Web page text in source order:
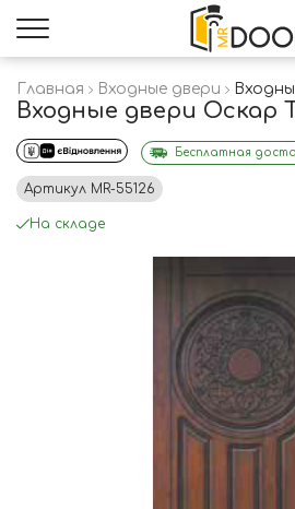
Главная Входные двери
Входные двери Оскар
Бесплатная
Артикул MR-55126
На складе